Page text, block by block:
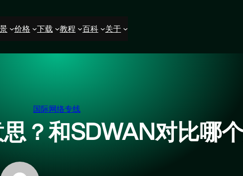
价格 下载 教程 百科 关于
国际网络专线
？和SDWAN对比哪